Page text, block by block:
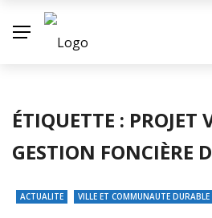
ECONOMIE
ENVIRONNEMENT
ÉTIQUETTE : PROJET
GESTION FONCIÈRE
ACTUALITE VILLE ET COMMUNAUTE DURABLE